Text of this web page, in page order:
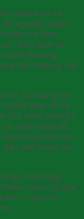
đen trên vỏ
nguyên nhân
(vỏ tôm
đốm đen do
bình thường.
tổn thương vật
tố: Cơ bụng và
hoại tử và
của bệnh hoại tử
chân đuôi đỏ
ra chân bơi
đen hoặc tái
chính gây
virus và giai
vi bào tử